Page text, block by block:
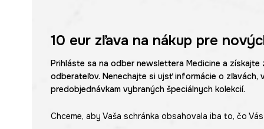
10 eurzľava na nákup pre
Prihláste sa na odber newslettera Medicine a
odberateľov. Nenechajte si ujsť informácie o
predobjednávkam vybraných špeciálnych kolekcií.
Chceme, aby Vaša schránka obsahovala iba to, čo